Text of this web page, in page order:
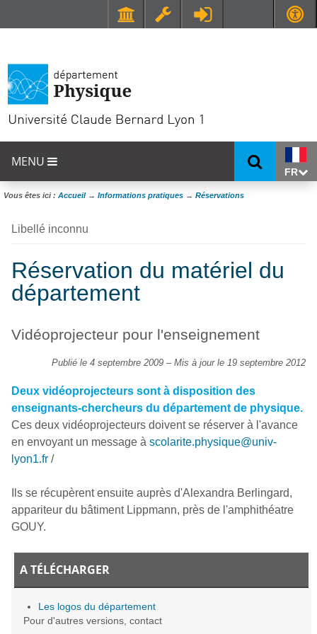
MENU
FR
Vous êtes ici : Accueil→ Informations pratiques → Réservations
Libellé inconnu
Réservation du matériel du
département
Vidéoprojecteur pour l'enseignement
Publié le 4 septembre 2009 – Mis à jour le 19 septembre 2012
Deux vidéoprojecteurs sont à disposition des
enseignants-chercheurs du département de physique.
Ces deux vidéoprojecteurs doivent se réserver à l'avance
en envoyant un message à scolarite.physique@univ-
lyon1.fr /
Ils se récupèrent ensuite auprès d'Alexandra Berlingard,
appariteur du bâtiment Lippmann, près de l'amphithéatre
GOUY.
A TÉLÉCHARGER
Les logos du département
Pour d'autres versions, contact